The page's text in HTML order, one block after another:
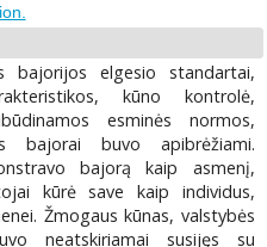
bajorijos elgesio standartai,
kūno kontrolė,
esminės normos,
bajorai buvo apibrėžiami.
bajorą kaip asmenį,
kūrė save kaip individus,
Žmogaus kūnas, valstybės
neatskiriamai susijęs su